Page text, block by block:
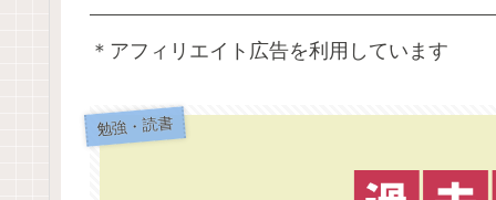
＊アフィリエイト広告を利用しています
勉強・読書